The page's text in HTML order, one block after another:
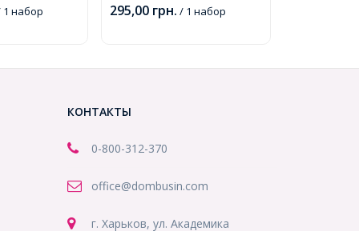
набор 295,00 грн. / 1 набор
КОНТАКТЫ
0-800-312-370
office@dombusin.com
г. Харьков, ул. Академика